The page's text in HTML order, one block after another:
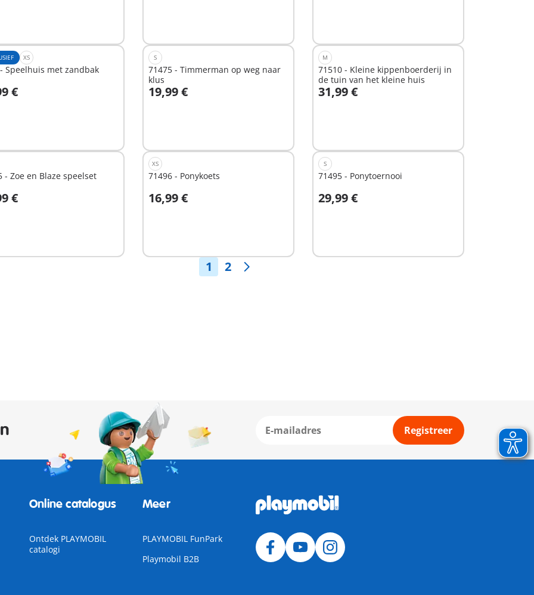
XS
Speelhuis met zandbak
€
winkelwagen
S
71475 - Timmerman op weg naar
klus
19,99 €
In winkelwagen
M
71510 - Kleine kippenboerderij in
de tuin van het kleine huis
31,99 €
In winkelwagen
- Zoe en Blaze speelset
€
winkelwagen
XS
71496 - Ponykoets
16,99 €
In winkelwagen
S
71495 - Ponytoernooi
29,99 €
In winkelwagen
1 2
Registreer
Online catalogus
Ontdek PLAYMOBIL
catalogi
Meer
PLAYMOBIL FunPark
Playmobil B2B